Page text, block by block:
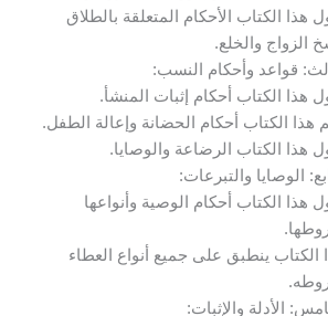
هذا الكتاب الأحكام المتعلقة بالطلاق
الزواج والخلع.
قواعد وأحكام النسب:
هذا الكتاب أحكام إثبات المنشأ.
هذا الكتاب أحكام الحضانة وإعالة الطفل.
هذا الكتاب الرضاعة والوصايا.
الوصايا والتبرعات:
هذا الكتاب أحكام الوصية وأنواعها
الكتاب ينطبق على جميع أنواع العطاء
الأدلة والإثبات: